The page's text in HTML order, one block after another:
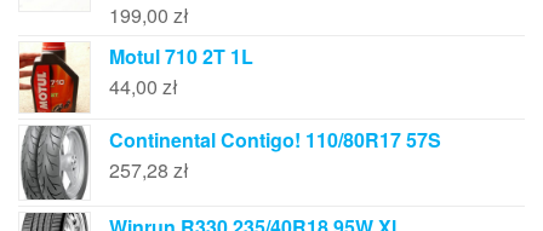
199,00 zł
Motul 710 2T 1L
44,00 zł
Continental Contigo! 110/80R17 57S
257,28 zł